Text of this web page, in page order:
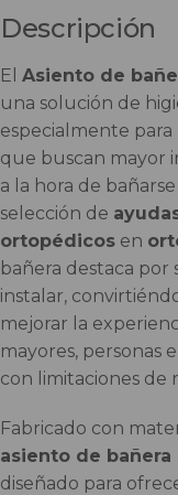
Descripción
El Asiento de
una solución de
especialmente
que buscan mayor
a la hora de
selección de
ortopédicos en
bañera destaca por
instalar,
mejorar la
mayores, personas
con limitaciones de
Fabricado con
asiento de bañera
diseñado para